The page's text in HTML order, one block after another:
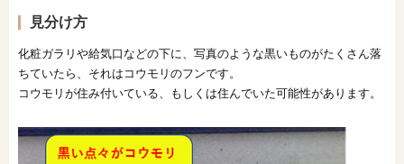
見分け方
化粧ガラリや給気口などの下に、写真のような黒いものがたくさん落
ちていたら、それはコウモリのフンです。
コウモリが住み付いている、もしくは住んでいた可能性があります。